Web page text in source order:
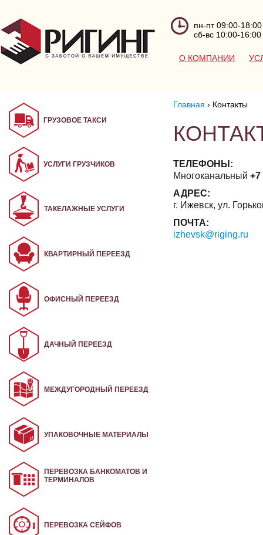
пн-пт 09:00-18:00
сб-вс 10:00-16:00
О КОМПАНИИ
Главная › Контакты
ТЕЛЕФОНЫ:
Многоканальный +7
АДРЕС:
г. Ижевск, ул.
ПОЧТА:
izhevsk@riging.ru
ГРУЗОВОЕ ТАКСИ
УСЛУГИ ГРУЗЧИКОВ
ТАКЕЛАЖНЫЕ УСЛУГИ
КВАРТИРНЫЙ ПЕРЕЕЗД
ОФИСНЫЙ ПЕРЕЕЗД
ДАЧНЫЙ ПЕРЕЕЗД
МЕЖДУГОРОДНЫЙ ПЕРЕЕЗД
УПАКОВОЧНЫЕ МАТЕРИАЛЫ
ПЕРЕВОЗКА БАНКОМАТОВ И
ТЕРМИНАЛОВ
ПЕРЕВОЗКА СЕЙФОВ